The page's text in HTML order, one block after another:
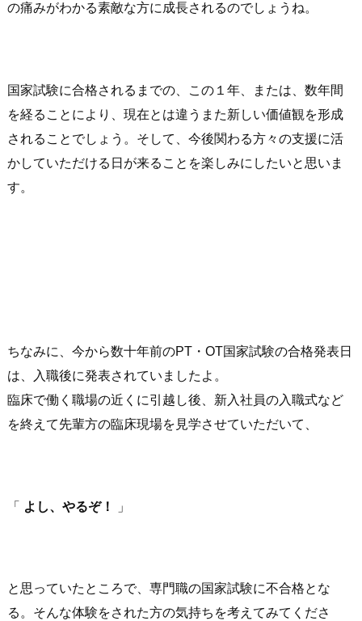
の痛みがわかる素敵な方に成長されるのでしょうね。
国家試験に合格されるまでの、この１年、または、数年間
を経ることにより、現在とは違うまた新しい価値観を形成
されることでしょう。そして、今後関わる方々の支援に活
かしていただける日が来ることを楽しみにしたいと思いま
す。
ちなみに、今から数十年前のPT・OT国家試験の合格発表日
は、入職後に発表されていましたよ。
臨床で働く職場の近くに引越し後、新入社員の入職式など
を終えて先輩方の臨床現場を見学させていただいて、
「 よし、やるぞ！ 」
と思っていたところで、専門職の国家試験に不合格とな
る。そんな体験をされた方の気持ちを考えてみてくださ